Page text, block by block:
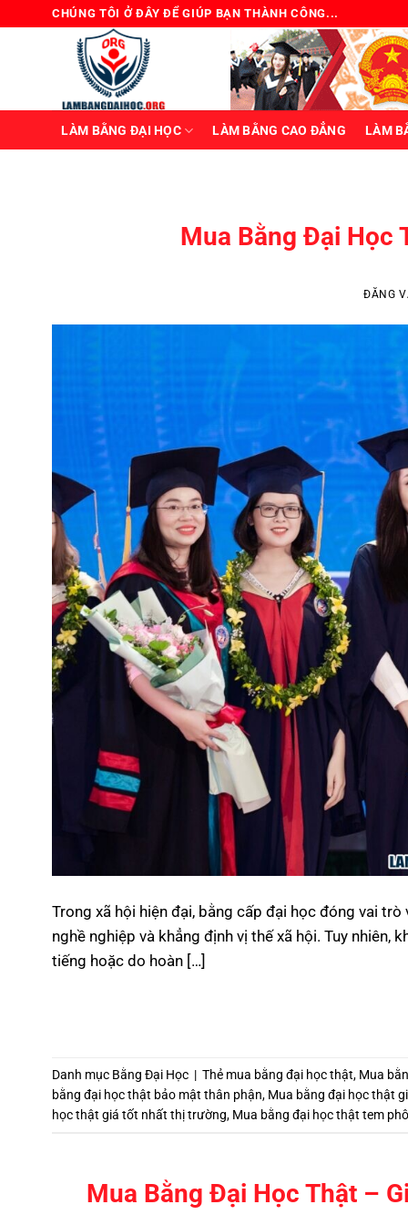
CHÚNG TÔI Ở ĐÂY ĐỂ GIÚP BẠN THÀNH CÔNG...
LÀM BẰNG ĐẠI HỌC LÀM BẰNG CAO ĐẲNG LÀM
Mua Bằng Đại Học
ĐĂNG
Trong xã hội hiện đại, bằng cấp đại học đóng vai
nghề nghiệp và khẳng định vị thế xã hội. Tuy
tiếng hoặc do hoàn […]
Danh mục Bằng Đại Học | Thẻ mua bằng đại học thật, Mua
bằng đại học thật bảo mật thân phận, Mua bằng đại học thật
học thật giá tốt nhất thị trường, Mua bằng đại học thật tem
Mua Bằng Đại Học Thật –